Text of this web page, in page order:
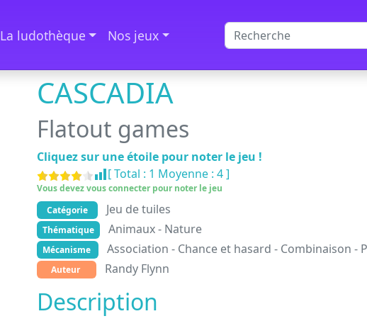
La ludothèque Nos jeux
CASCADIA
Flatout games
Cliquez sur une étoile pour noter le jeu !
[ Total : 1 Moyenne : 4]
Vous devez vous connecter pour noter le jeu
Catégorie
Jeu de tuiles
Thématique Animaux - Nature
Mécanisme Association - Chance et hasard - Combinaison -
Auteur Randy Flynn
Description